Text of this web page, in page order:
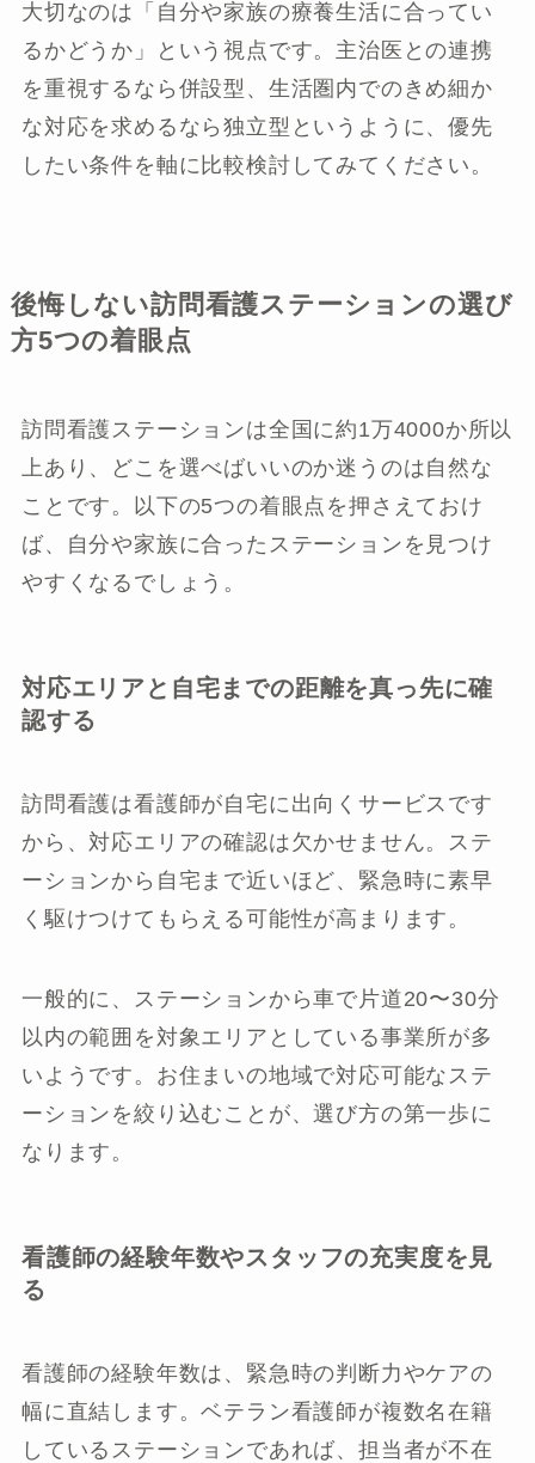
大切なのは「自分や家族の療養生活に合ってい
るかどうか」という視点です。主治医との連携
を重視するなら併設型、生活圏内でのきめ細か
な対応を求めるなら独立型というように、優先
したい条件を軸に比較検討してみてください。
後悔しない訪問看護ステーションの選び
方5つの着眼点
訪問看護ステーションは全国に約1万4000か所以
上あり、どこを選べばいいのか迷うのは自然な
ことです。以下の5つの着眼点を押さえておけ
ば、自分や家族に合ったステーションを見つけ
やすくなるでしょう。
対応エリアと自宅までの距離を真っ先に確
認する
訪問看護は看護師が自宅に出向くサービスです
から、対応エリアの確認は欠かせません。ステ
ーションから自宅まで近いほど、緊急時に素早
く駆けつけてもらえる可能性が高まります。
一般的に、ステーションから車で片道20〜30分
以内の範囲を対象エリアとしている事業所が多
いようです。お住まいの地域で対応可能なステ
ーションを絞り込むことが、選び方の第一歩に
なります。
看護師の経験年数やスタッフの充実度を見
る
看護師の経験年数は、緊急時の判断力やケアの
幅に直結します。ベテラン看護師が複数名在籍
しているステーションであれば、担当者が不在